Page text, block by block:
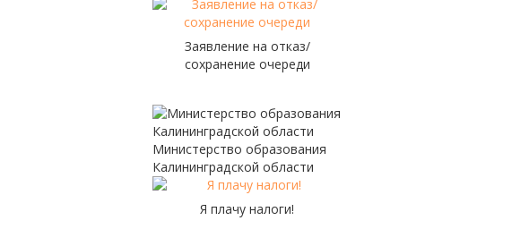
Заявление на отказ/
сохранение очереди
Министерство образования
Калининградской области
Я плачу налоги!